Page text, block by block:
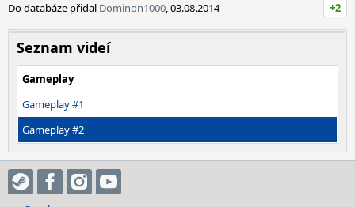
Do databáze přidal Dominon1000, 03.08.2014 +2
Seznam videí
Gameplay
Gameplay #1
Gameplay #2